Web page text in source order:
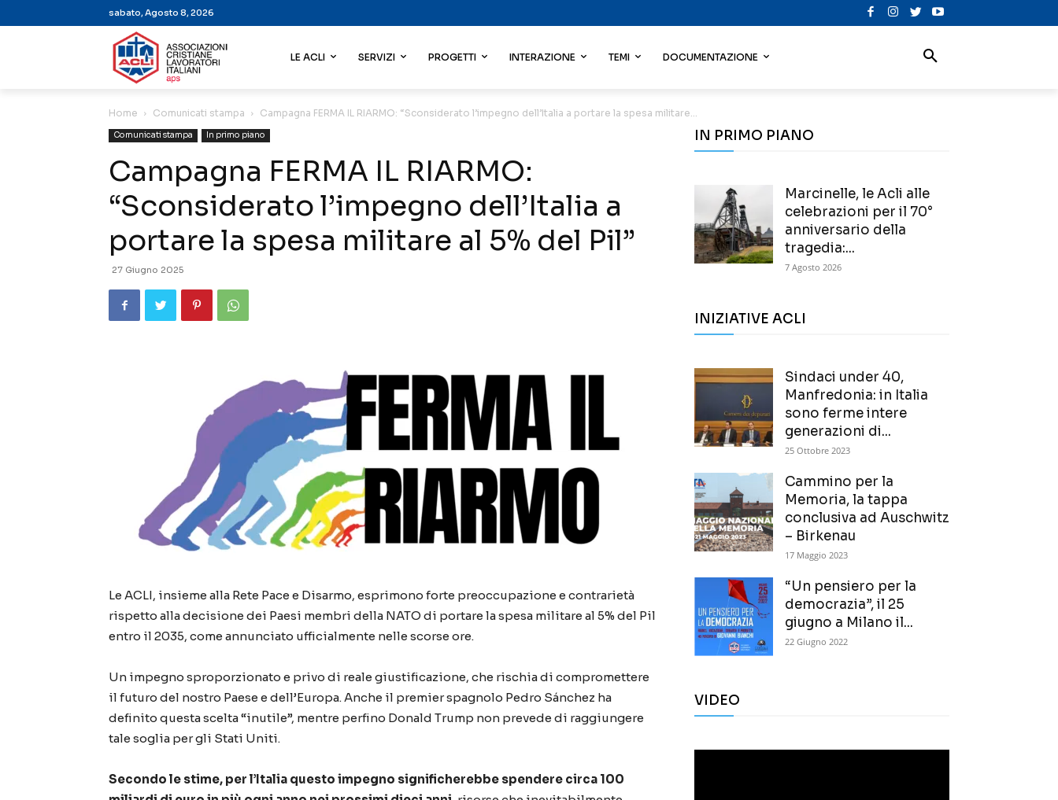
sabato, Agosto 8, 2026
LE ACLI SERVIZI PROGETTI INTERAZIONE TEMI DOCUMENTAZIONE
Home Comunicati stampa Campagna FERMA IL RIARMO: “Sconsiderato l’impegno dell’Italia a portare la spesa militare...
Comunicati stampa In primo piano
Campagna FERMA IL RIARMO:
“Sconsiderato l’impegno dell’Italia a
portare la spesa militare al 5% del Pil”
27 Giugno 2025
Le ACLI, insieme alla Rete Pace e Disarmo, esprimono forte preoccupazione e contrarietà
rispetto alla decisione dei Paesi membri della NATO di portare la spesa militare al 5% del Pil
entro il 2035, come annunciato ufficialmente nelle scorse ore.
Un impegno sproporzionato e privo di reale giustificazione, che rischia di compromettere
il futuro del nostro Paese e dell’Europa. Anche il premier spagnolo Pedro Sánchez ha
definito questa scelta “inutile”, mentre perfino Donald Trump non prevede di raggiungere
tale soglia per gli Stati Uniti.
Secondo le stime, per l’Italia questo impegno significherebbe spendere circa 100
IN PRIMO PIANO
Marcinelle, le Acli alle
celebrazioni per il 70°
anniversario della
tragedia:...
7 Agosto 2026
INIZIATIVE ACLI
Sindaci under 40,
Manfredonia: in Italia
sono ferme intere
generazioni di...
25 Ottobre 2023
Cammino per la
Memoria, la tappa
conclusiva ad Auschwitz
– Birkenau
17 Maggio 2023
“Un pensiero per la
democrazia”, il 25
giugno a Milano il...
22 Giugno 2022
VIDEO